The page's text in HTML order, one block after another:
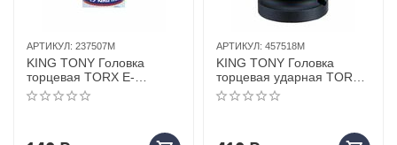
АРТИКУЛ: 237507M
KING TONY Головка
торцевая TORX Е-
стандарт 1/4", E7, L = 24
мм
АРТИКУЛ: 457518M
KING TONY Головка
торцевая ударная TORX
Е-стандарт 1/2", E18, L =
38 мм